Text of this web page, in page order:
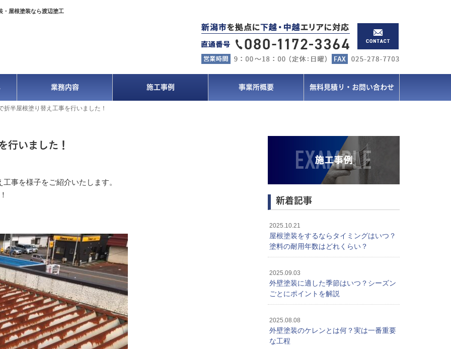
・屋根塗装なら渡辺塗工
業務内容 施工事例 事業所概要 無料見積り・お問い合わせ
折半屋根塗り替え工事を行いました！
行いました！
事を様子をご紹介いたします。
新着記事
2025.10.21
屋根塗装をするならタイミングはいつ？
塗料の耐用年数はどれくらい？
2025.09.03
外壁塗装に適した季節はいつ？シーズン
ごとにポイントを解説
2025.08.08
外壁塗装のケレンとは何？実は一番重要
な工程